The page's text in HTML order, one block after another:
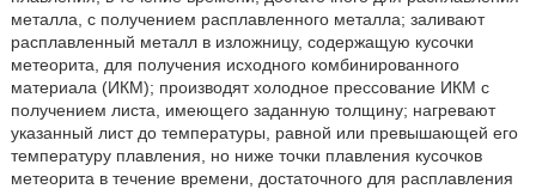
металла, с получением расплавленного металла; заливают
расплавленный металл в изложницу, содержащую кусочки
метеорита, для получения исходного комбинированного
материала (ИКМ); производят холодное прессование ИКМ с
получением листа, имеющего заданную толщину; нагревают
указанный лист до температуры, равной или превышающей его
температуру плавления, но ниже точки плавления кусочков
метеорита в течение времени, достаточного для расплавления